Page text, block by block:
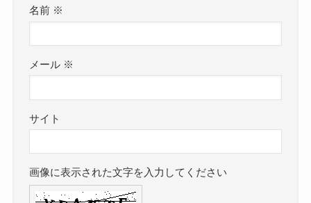
名前 ※
メール ※
サイト
画像に表示された文字を入力してください